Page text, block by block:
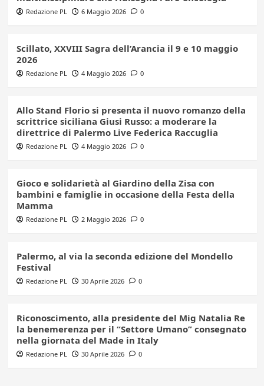
Redazione PL 6 Maggio 2026 0
Scillato, XXVIII Sagra dell’Arancia il 9 e 10 maggio
2026
Redazione PL 4 Maggio 2026 0
Allo Stand Florio si presenta il nuovo romanzo della
scrittrice siciliana Giusi Russo: a moderare la
direttrice di Palermo Live Federica Raccuglia
Redazione PL 4 Maggio 2026 0
Gioco e solidarietà al Giardino della Zisa con
bambini e famiglie in occasione della Festa della
Mamma
Redazione PL 2 Maggio 2026 0
Palermo, al via la seconda edizione del Mondello
Festival
Redazione PL 30 Aprile 2026 0
Riconoscimento, alla presidente del Mig Natalia Re
la benemerenza per il “Settore Umano” consegnato
nella giornata del Made in Italy
Redazione PL 30 Aprile 2026 0